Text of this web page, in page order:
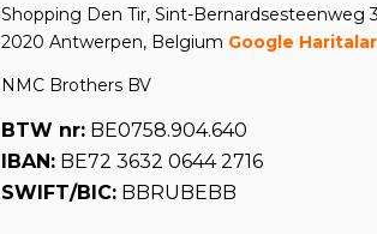
Shopping Den Tir, Sint-Bernardsesteenweg
2020 Antwerpen, Belgium Google
NMC Brothers BV
BTW nr:BE0758.904.640
IBAN:BE72 3632 0644 2716
SWIFT/BIC:BBRUBEBB